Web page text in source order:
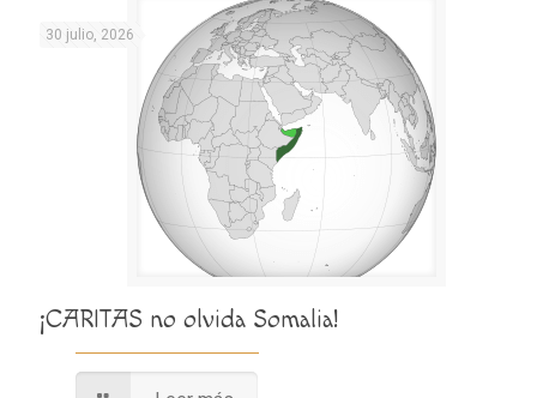
30 julio, 2026
¡CARITAS no olvida Somalia!